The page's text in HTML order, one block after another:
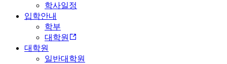
학사일정
입학안내
학부
대학원
대학원
일반대학원